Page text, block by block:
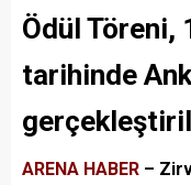
Ödül Töreni,
tarihinde
ARENA HABER –